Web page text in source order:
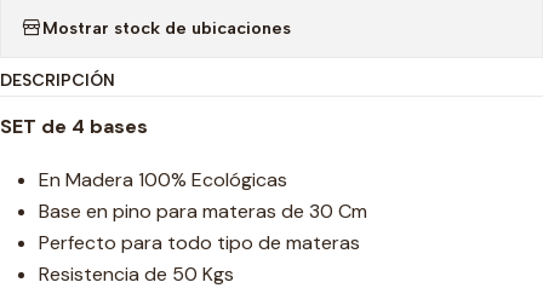
Mostrar stock de ubicaciones
DESCRIPCIÓN
SET de 4 bases
En Madera 100% Ecológicas
Base en pino para materas de 30 Cm
Perfecto para todo tipo de materas
Resistencia de 50 Kgs